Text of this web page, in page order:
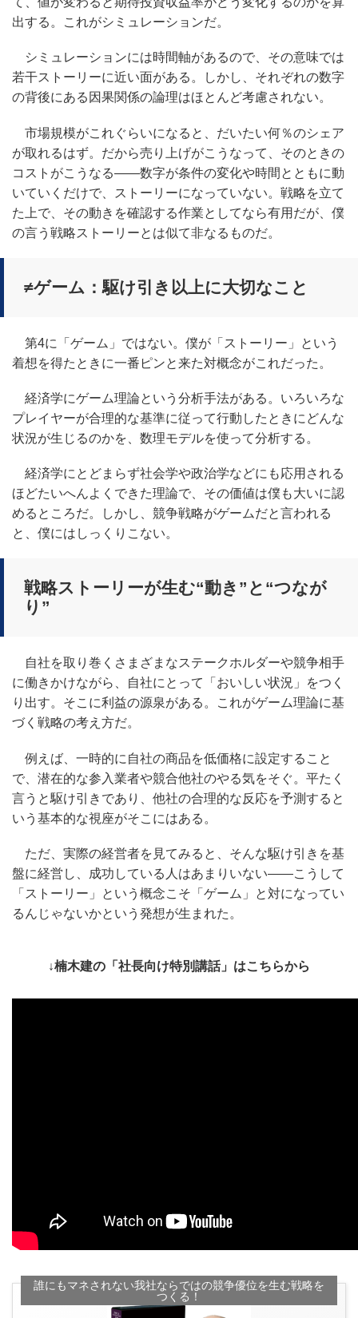
出する。これがシミュレーションだ。
シミュレーションには時間軸があるので、その意味では
若干ストーリーに近い面がある。しかし、それぞれの数字
の背後にある因果関係の論理はほとんど考慮されない。
市場規模がこれぐらいになると、だいたい何％のシェア
が取れるはず。だから売り上げがこうなって、そのときの
コストがこうなる――数字が条件の変化や時間とともに動
いていくだけで、ストーリーになっていない。戦略を立て
た上で、その動きを確認する作業としてなら有用だが、僕
の言う戦略ストーリーとは似て非なるものだ。
≠ゲーム：駆け引き以上に大切なこと
第4に「ゲーム」ではない。僕が「ストーリー」という
着想を得たときに一番ピンと来た対概念がこれだった。
経済学にゲーム理論という分析手法がある。いろいろな
プレイヤーが合理的な基準に従って行動したときにどんな
状況が生じるのかを、数理モデルを使って分析する。
経済学にとどまらず社会学や政治学などにも応用される
ほどたいへんよくできた理論で、その価値は僕も大いに認
めるところだ。しかし、競争戦略がゲームだと言われる
と、僕にはしっくりこない。
戦略ストーリーが生む“動き”と“つなが
り”
自社を取り巻くさまざまなステークホルダーや競争相手
に働きかけながら、自社にとって「おいしい状況」をつく
り出す。そこに利益の源泉がある。これがゲーム理論に基
づく戦略の考え方だ。
例えば、一時的に自社の商品を低価格に設定すること
で、潜在的な参入業者や競合他社のやる気をそぐ。平たく
言うと駆け引きであり、他社の合理的な反応を予測すると
いう基本的な視座がそこにはある。
ただ、実際の経営者を見てみると、そんな駆け引きを基
盤に経営し、成功している人はあまりいない――こうして
「ストーリー」という概念こそ「ゲーム」と対になってい
るんじゃないかという発想が生まれた。
↓楠木建の「社長向け特別講話」はこちらから
誰にもマネされない我社ならではの競争優位を生む戦略を
つくる！